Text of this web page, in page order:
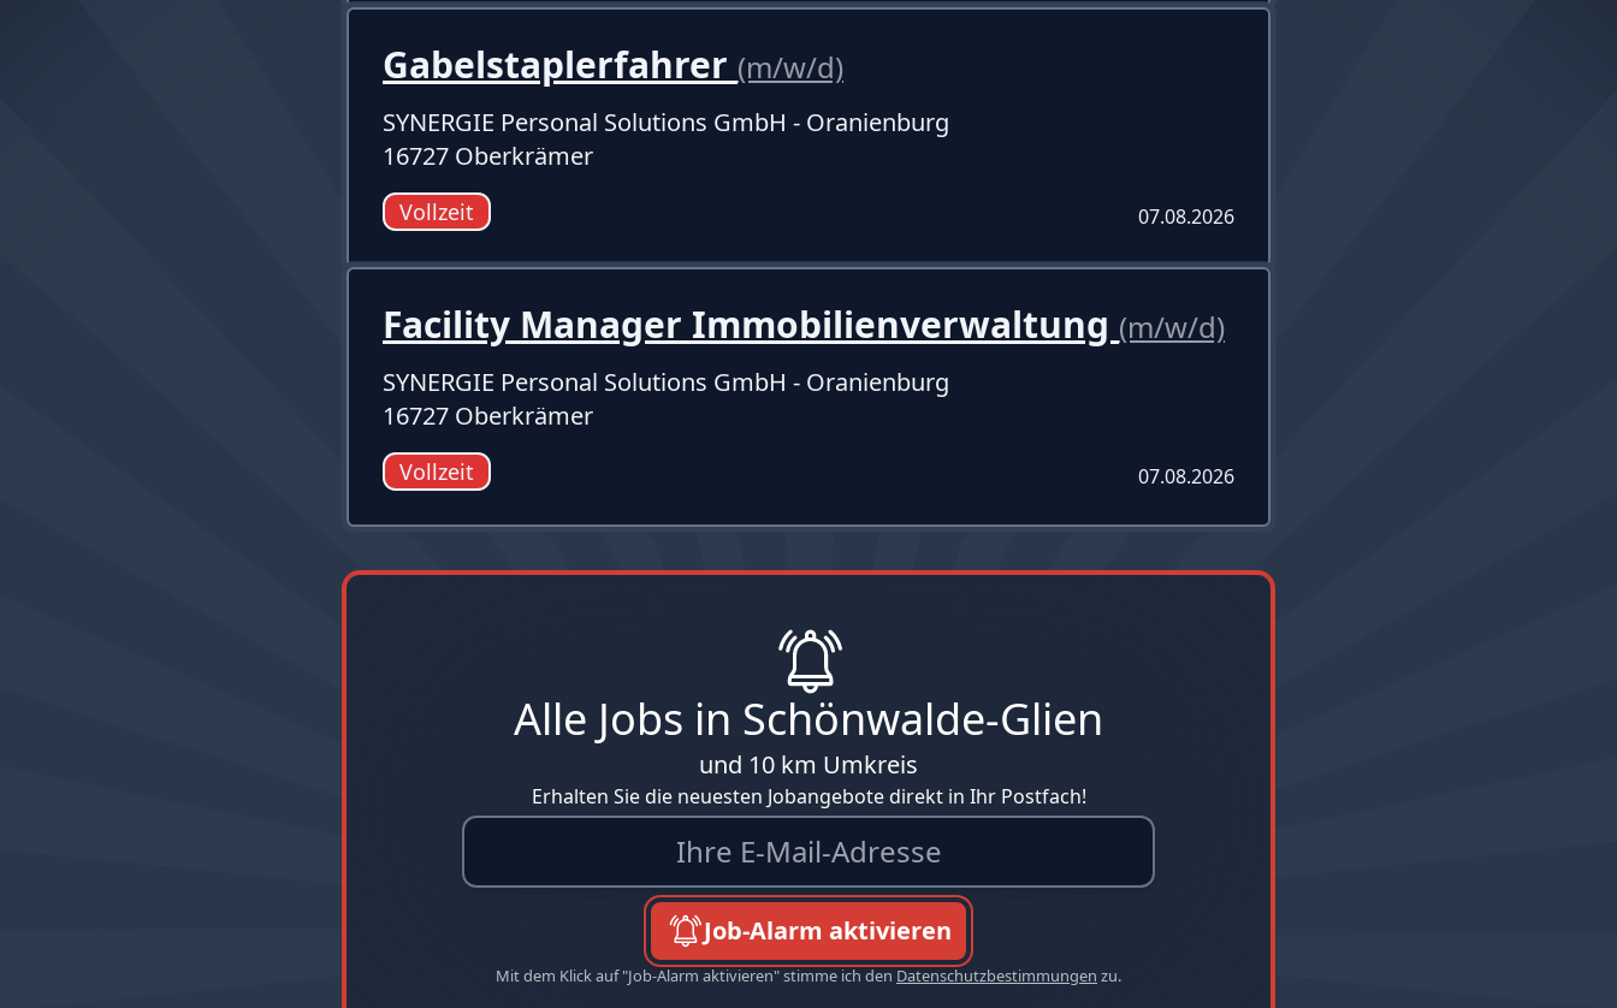
Gabelstaplerfahrer (m/w/d)
SYNERGIE Personal Solutions GmbH - Oranienburg
16727 Oberkrämer
Vollzeit 07.08.2026
Facility Manager Immobilienverwaltung (m/w/d)
SYNERGIE Personal Solutions GmbH - Oranienburg
16727 Oberkrämer
Vollzeit 07.08.2026
Alle Jobs in Schönwalde-Glien
und 10 km Umkreis
Erhalten Sie die neuesten Jobangebote direkt in Ihr Postfach!
Job-Alarm aktivieren
Mit dem Klick auf "Job-Alarm aktivieren" stimme ich den Datenschutzbestimmungen zu.